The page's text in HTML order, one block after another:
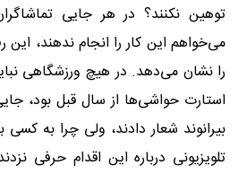
توهین نکنند؟ در هر جایی
می‌خواهم این کار را انجام ندهند، این
را نشان می‌دهد. در هیچ ورزشگاهی
استارت حواشی‌ها از سال قبل بود،
بیرانوند شعار دادند، ولی چرا به کسی
تلویزیونی درباره این اقدام حرفی